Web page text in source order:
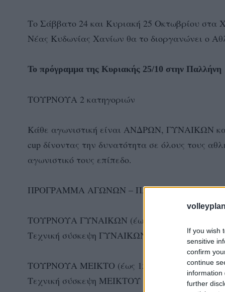
If you wish
sensitive
confirm
continue
information
further
Το Σάββατο 24 και Κυριακή 25 Οκτωβρίου στα
Νέας Κυδωνίας Χανίων θα το διοργανώνει ο
Το πρόγραμμα της Κυριακής 25/10 στην Παλλήνη
ΤΟΥΡΝΟΥΑ 2 κατηγοριών
Κάθε αγωνιστική είναι ΑΝΔΡΩΝ, ΓΥΝΑΙΚΩΝ
cup δίνοντας την δυνατότητα σε όλους τους
αγωνιστικό τους επίπεδο.
ΠΡΟΓΡΑΜΜΑ ΑΓΩΝΩΝ – ΠΑΛΛΗΝΗ
ΤΟΥΡΝΟΥΑ ΓΥΝΑΙΚΩΝ (έως 12 ομάδες)
Τεχνική σύσκεψη ΓΥΝΑΙΚΩΝ 8.45 πμ
ΤΟΥΡΝΟΥΑ ΜΕΙΚΤΟ (έως 15 ομάδες)
Τεχνική σύσκεψη ΜΕΙΚΤΟΥ 13.15 μμ